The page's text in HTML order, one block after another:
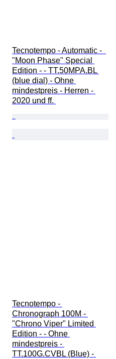
Tecnotempo - Automatic -
"Moon Phase" Special
Edition - - TT.50MPA.BL
(blue dial) - Ohne
mindestpreis - Herren -
2020 und ff.
Tecnotempo -
Chronograph 100M -
"Chrono Viper" Limited
Edition - - Ohne
mindestpreis -
TT.100G.CVBL (Blue) -